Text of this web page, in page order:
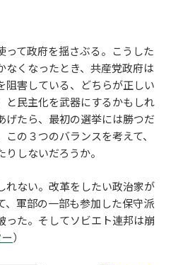
って政府を揺さぶる。こうした
なくなったとき、共産党政府は
阻害している、どちらが正しい
と民主化を武器にするかもしれ
げたら、最初の選挙には勝つだ
の３つのバランスを考えて、
しないだろうか。
れない。改革をしたい政治家が
、軍部の一部も参加した保守派
った。そしてソビエト連邦は崩
）